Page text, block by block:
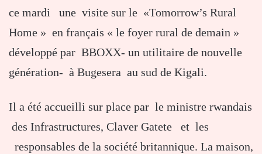
ce mardi une visite sur le «Tomorrow’s Rural
Home » en français « le foyer rural de demain »
développé par BBOXX- un utilitaire de nouvelle
génération- à Bugesera au sud de Kigali.
Il a été accueilli sur place par le ministre rwandais
des Infrastructures, Claver Gatete et les
responsables de la société britannique. La maison,